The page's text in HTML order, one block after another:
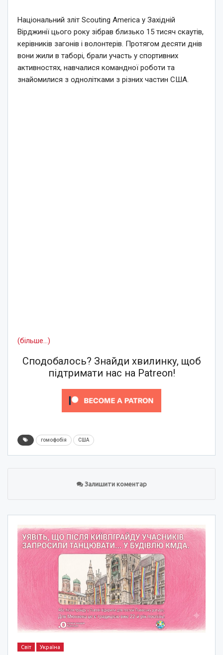
Національний зліт Scouting America у Західній
Вірджинії цього року зібрав близько 15 тисяч скаутів,
керівників загонів і волонтерів. Протягом десяти днів
вони жили в таборі, брали участь у спортивних
активностях, навчалися командної роботи та
знайомилися з однолітками з різних частин США.
(більше…)
Сподобалось? Знайди хвилинку, щоб
підтримати нас на Patreon!
гомофобія США
Залишити коментар
Світ Україна